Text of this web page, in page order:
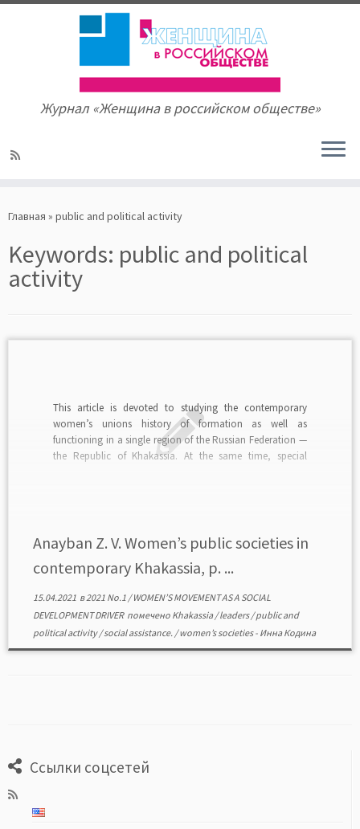
to
Журнал «Женщина в российском обществе»
Главная » public and political activity
Keywords: public and political
activity
This article is devoted to studying the сontemporary
women’s unions history of formation as well as
functioning in a single region of the Russian Federation —
the Republic of Khakassia. At the same time, special
Anayban Z. V. Women’s public societies in
сontemporary Khakassia, p. ...
15.04.2021в2021 No.1 /WOMEN’S MOVEMENT AS A SOCIAL
DEVELOPMENT DRIVER помечено Khakassia/leaders/public and
political activity/social assistance. /women’s societies- Инна Кодина
Ссылки соцсетей